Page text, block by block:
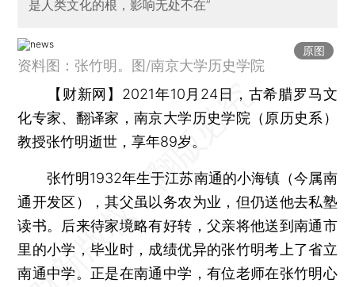
是人类文化的根，影响无处不在”
原图
资料图：张竹明。图/南京大学历史学院
【财新网】 2021年10月24日，古希腊罗马文
化专家、翻译家，南京大学历史学院（原历史系）
教授张竹明逝世，享年89岁。
张竹明1932年生于江苏南通的小海镇（今属南
通开发区），其父虽以务农为业，但仍送他去私塾
读书。后来待家境略有好转，父亲将他送到南通市
里的小学，毕业时，成绩优异的张竹明考上了省立
南通中学。正是在南通中学，有位老师在张竹明心